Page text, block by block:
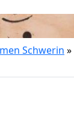
Schwerin »